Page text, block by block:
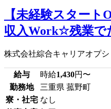
【未経験スター
収入Work☆残業で
株式会社綜合キャリアオプシ
給与 時給1,430円〜
勤務地
三重県 菰野町
寮・社宅 なし